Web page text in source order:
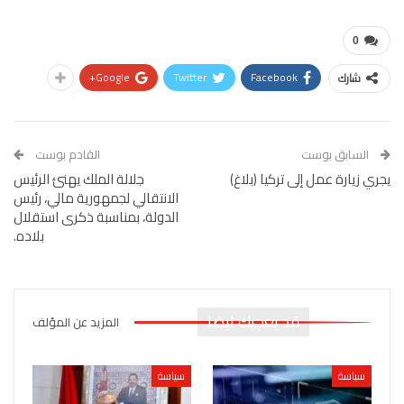
0
شارك Facebook
Twitter
Google+
السابق بوست
يجري زيارة عمل إلى تركيا (بلاغ)
القادم بوست
جلالة الملك يهنئ الرئيس
الانتقالي لجمهورية مالي، رئيس
الدولة، بمناسبة ذكرى استقلال
بلاده.
قد يعجبك ايضا المزيد عن المؤلف
سياسة سياسة